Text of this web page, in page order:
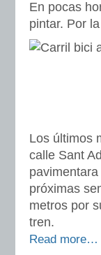
En pocas
pintar. Por
Los últimos
calle Sant
próximas
metros por
tren.
Read more…